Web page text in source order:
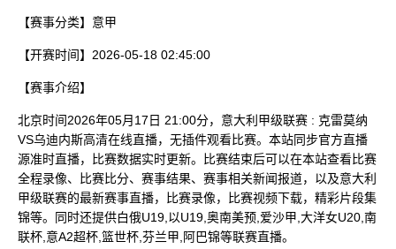
【赛事分类】 意甲
【开赛时间】 2026-05-18 02:45:00
【赛事介绍】
北京时间2026年05月17日 21:00分，意大利甲级联赛 : 克雷莫纳
VS乌迪内斯高清在线直播，无插件观看比赛。本站同步官方直播
源准时直播，比赛数据实时更新。比赛结束后可以在本站查看比赛
全程录像、比赛比分、赛事结果、赛事相关新闻报道，以及意大利
甲级联赛的最新赛事直播，比赛录像，比赛视频下载，精彩片段集
锦等。同时还提供白俄U19,以U19,奥南美预,爱沙甲,大洋女U20,南
联杯,意A2超杯,篮世杯,芬兰甲,阿巴锦等联赛直播。